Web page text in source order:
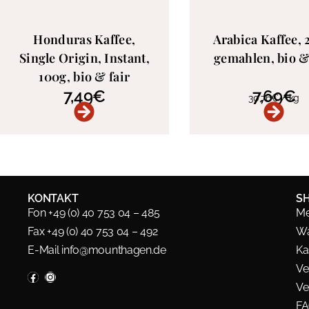
Honduras Kaffee,
Single Origin, Instant,
100g, bio & fair
7,49€
Arabica Kaffee,
gemahlen, bio
7,69€
30,76€/kg
KONTAKT
Fon +49 (0) 40 753 04 – 485
Fax +49 (0) 40 753 04 – 492
E-Mailinfo@mounthagen.de